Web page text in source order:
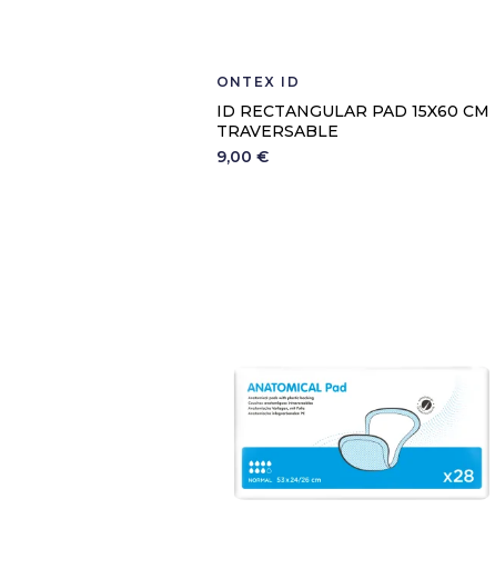
ONTEX ID
ID RECTANGULAR PAD 15X60 CM
TRAVERSABLE
9,00 €